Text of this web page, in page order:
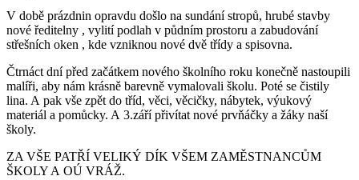
V době prázdnin opravdu došlo na sundání stropů, hrubé stavby
nové ředitelny , vylití podlah v půdním prostoru a zabudování
střešních oken , kde vzniknou nové dvě třídy a spisovna.
Čtrnáct dní před začátkem nového školního roku konečně nastoupili
malíři, aby nám krásně barevně vymalovali školu. Poté se čistily
lina. A pak vše zpět do tříd, věci, věcičky, nábytek, výukový
materiál a pomůcky. A 3.září přivítat nové prvňáčky a žáky naší
školy.
ZA VŠE PATŘÍ VELIKÝ DÍK VŠEM ZAMĚSTNANCŮM
ŠKOLY A OÚ VRÁŽ.